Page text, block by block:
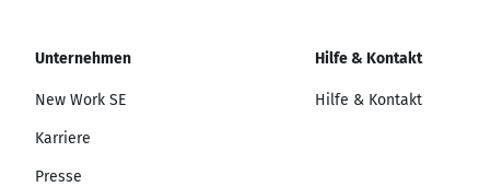
Unternehmen
New Work SE
Karriere
Presse
Hilfe & Kontakt
Hilfe & Kontakt